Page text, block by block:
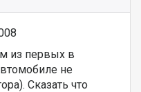
из первых в
не
Сказать что